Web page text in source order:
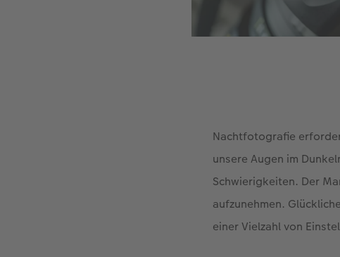
Nachtfotografie
unsere Augen im
Schwierigkeiten. Der
aufzunehmen.
einer Vielzahl von